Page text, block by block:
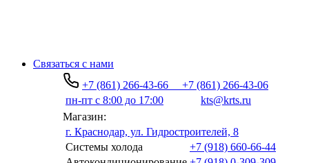
Связаться с нами
+7 (861) 266-43-66
+7 (861) 266-43-06
пн-пт с 8:00 до 17:00
kts@krts.ru
Магазин:
г. Краснодар, ул. Гидростроителей, 8
Системы холода
+7 (918) 660-66-44